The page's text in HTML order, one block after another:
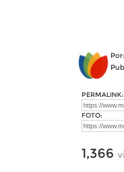
Por:
PERMALINK:
FOTO:
1,366